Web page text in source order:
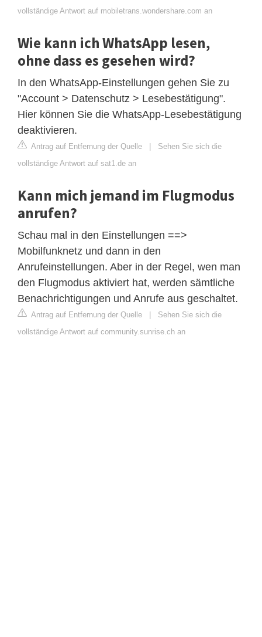
vollständige Antwort auf mobiletrans.wondershare.com an
Wie kann ich WhatsApp lesen,
ohne dass es gesehen wird?
In den WhatsApp-Einstellungen gehen Sie zu
"Account > Datenschutz > Lesebestätigung".
Hier können Sie die WhatsApp-Lesebestätigung
deaktivieren.
Antrag auf Entfernung der Quelle | Sehen Sie sich die
vollständige Antwort auf sat1.de an
Kann mich jemand im Flugmodus
anrufen?
Schau mal in den Einstellungen ==>
Mobilfunknetz und dann in den
Anrufeinstellungen. Aber in der Regel, wen man
den Flugmodus aktiviert hat, werden sämtliche
Benachrichtigungen und Anrufe aus geschaltet.
Antrag auf Entfernung der Quelle | Sehen Sie sich die
vollständige Antwort auf community.sunrise.ch an